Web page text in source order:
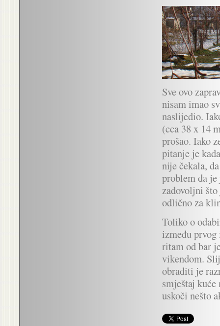
Sve ovo
nisam imao
naslijedio.
(cca 38 x 14
prošao. Iako
pitanje je
nije čekala,
problem da
zadovoljni
odlično za
Toliko o
između prvog
ritam od bar
vikendom.
obraditi je
smještaj
uskoči nešto